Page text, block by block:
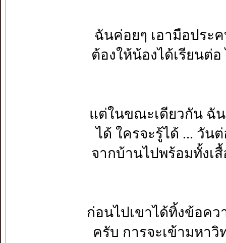
ฉันค่อยๆ เอามือประ
ต้องให้น้องได้เรียนต่
แต่ในขณะเดียวกัน ฉั
ได้ ใครจะรู้ได้ ... วั
จากบ้านไปพร้อมทั้งเ
ก่อนไปเขาได้ทิ้งข้อค
ครับ การจะเข้ามหาวิ